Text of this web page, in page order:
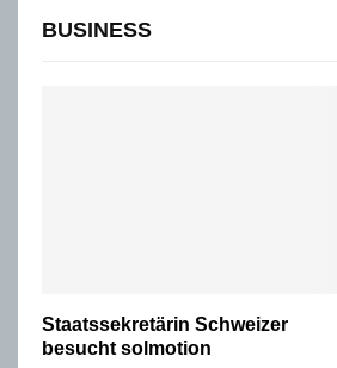
BUSINESS
Staatssekretärin Schweizer
besucht solmotion